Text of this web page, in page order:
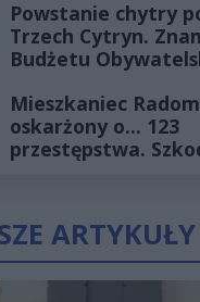
Powstanie chytry
Trzech Cytryn.
Budżetu
Mieszkaniec
oskarżony o... 123
przestępstwa.
ARTYKUŁY